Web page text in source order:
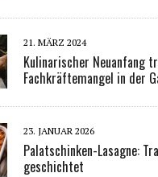
21. MÄRZ 2024
Kulinarischer Neuanfang
Fachkräftemangel in der
23. JANUAR 2026
Palatschinken-Lasagne:
geschichtet